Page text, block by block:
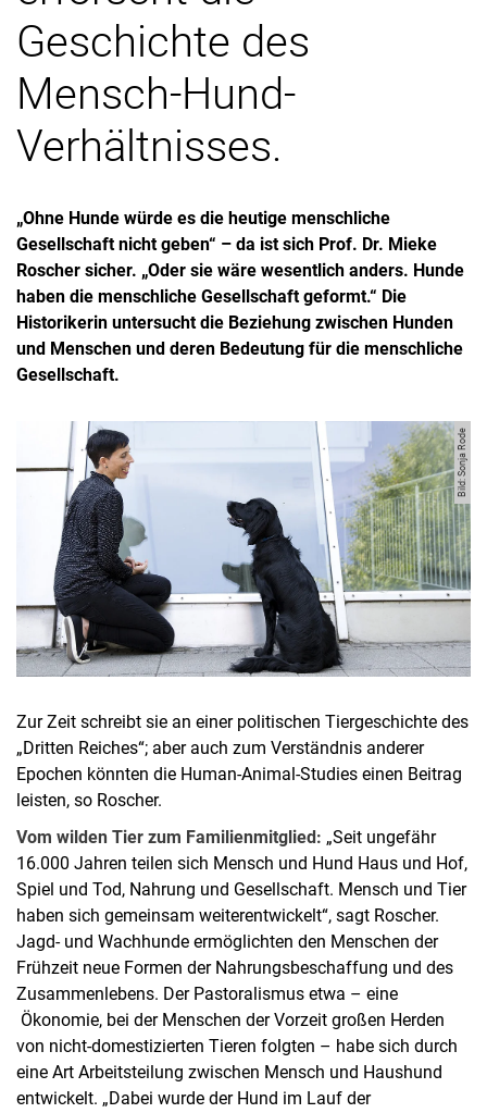
Geschichte des
Mensch-Hund-
Verhältnisses.
„Ohne Hunde würde es die heutige menschliche
Gesellschaft nicht geben“ – da ist sich Prof. Dr. Mieke
Roscher sicher. „Oder sie wäre wesentlich anders. Hunde
haben die menschliche Gesellschaft geformt.“ Die
Historikerin untersucht die Beziehung zwischen Hunden
und Menschen und deren Bedeutung für die menschliche
Gesellschaft.
Bild: Sonja Rode
Zur Zeit schreibt sie an einer politischen Tiergeschichte des
„Dritten Reiches“; aber auch zum Verständnis anderer
Epochen könnten die Human-Animal-Studies einen Beitrag
leisten, so Roscher.
Vom wilden Tier zum Familienmitglied: „Seit ungefähr
16.000 Jahren teilen sich Mensch und Hund Haus und Hof,
Spiel und Tod, Nahrung und Gesellschaft. Mensch und Tier
haben sich gemeinsam weiterentwickelt“, sagt Roscher.
Jagd- und Wachhunde ermöglichten den Menschen der
Frühzeit neue Formen der Nahrungsbeschaffung und des
Zusammenlebens. Der Pastoralismus etwa – eine
Ökonomie, bei der Menschen der Vorzeit großen Herden
von nicht-domestizierten Tieren folgten – habe sich durch
eine Art Arbeitsteilung zwischen Mensch und Haushund
entwickelt. „Dabei wurde der Hund im Lauf der